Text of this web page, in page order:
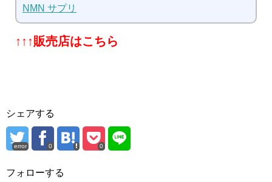
NMN サプリ
↑↑↑販売店はこちら
シェアする
error 0 0
フォローする